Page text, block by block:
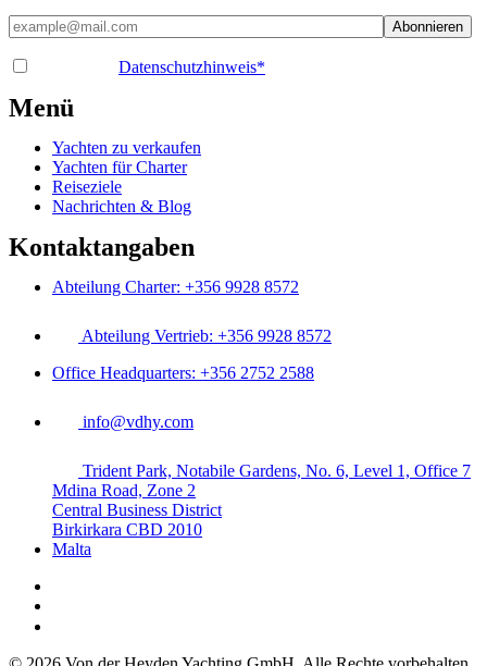
Datenschutzhinweis*
Menü
Yachten zu verkaufen
Yachten für Charter
Reiseziele
Nachrichten & Blog
Kontaktangaben
Abteilung Charter: +356 9928 8572
Abteilung Vertrieb: +356 9928 8572
Office Headquarters: +356 2752 2588
info@vdhy.com
Trident Park, Notabile Gardens, No. 6, Level 1, Office 7
Mdina Road, Zone 2
Central Business District
Birkirkara CBD 2010
Malta